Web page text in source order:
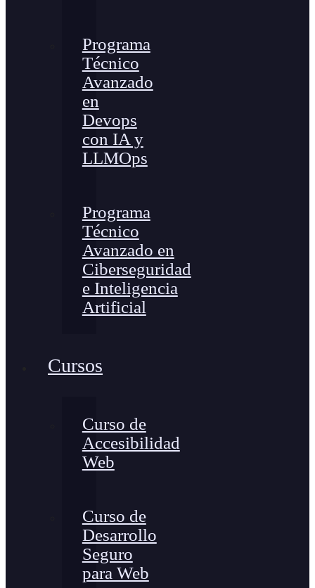
Programa
Técnico
Avanzado
en
Devops
con IA y
LLMOps
Programa
Técnico
Avanzado en
Ciberseguridad
e Inteligencia
Artificial
Cursos
Curso de
Accesibilidad
Web
Curso de
Desarrollo
Seguro
para Web